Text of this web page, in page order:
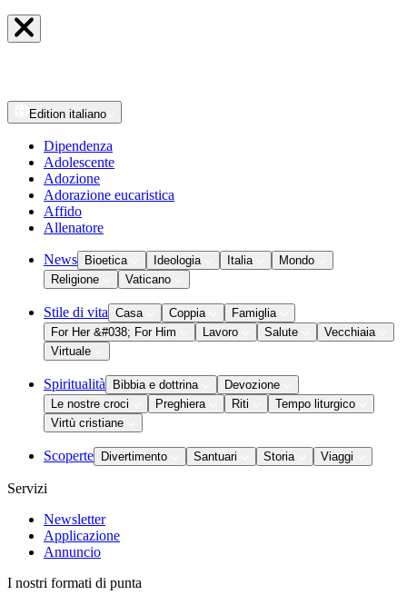
Edition italiano
Dipendenza
Adolescente
Adozione
Adorazione eucaristica
Affido
Allenatore
News Bioetica Ideologia Italia
Mondo
Religione
Vaticano
Stile di vita Casa Coppia
Famiglia
For Her &#038; For Him
Lavoro Salute
Vecchiaia
Virtuale
Spiritualità Bibbia e dottrina
Devozione
Le nostre croci
Preghiera Riti
Tempo liturgico
Virtù cristiane
Scoperte Divertimento Santuari Storia Viaggi
Servizi
Newsletter
Applicazione
Annuncio
I nostri formati di punta